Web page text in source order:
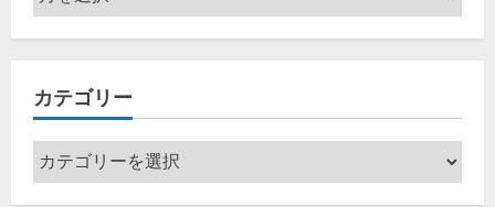
ー
カ
ブ
カテゴリー
カ
テ